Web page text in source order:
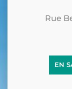
Rue
EN